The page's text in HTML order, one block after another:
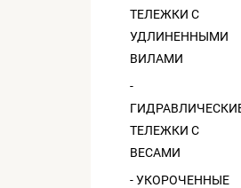
ТЕЛЕЖКИ С
УДЛИНЕННЫМИ
ВИЛАМИ
-
ТЕЛЕЖКИ С
ВЕСАМИ
- УКОРОЧЕННЫЕ